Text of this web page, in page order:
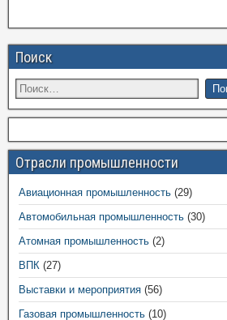
Поиск
Отрасли промышленности
Авиационная промышленность (29)
Автомобильная промышленность (30)
Атомная промышленность (2)
ВПК (27)
Выставки и мероприятия (56)
Газовая промышленность (10)